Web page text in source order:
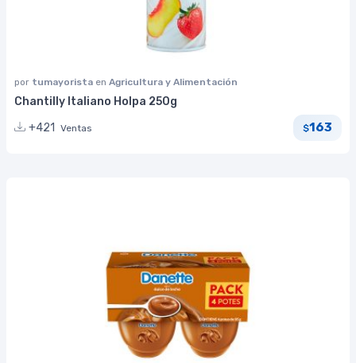
por tumayorista en Agricultura y Alimentación
Chantilly Italiano Holpa 250g
+421
Ventas $163